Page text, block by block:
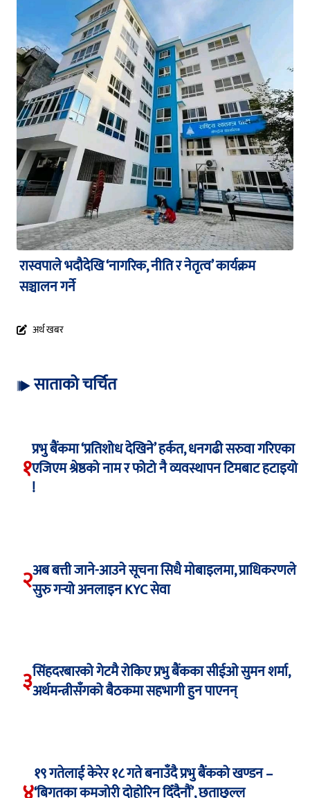
रास्वपाले भदौदेखि ‘नागरिक, नीति र नेतृत्व’ कार्यक्रम
सञ्चालन गर्ने
अर्थ खबर
साताको चर्चित
१
प्रभु बैंकमा ‘प्रतिशोध देखिने’ हर्कत, धनगढी सरुवा गरिएका
एजिएम श्रेष्ठको नाम र फोटो नै व्यवस्थापन टिमबाट हटाइयो
!
२अब बत्ती जाने-आउने सूचना सिधै मोबाइलमा, प्राधिकरणले
सुरु गर्‍यो अनलाइन KYC सेवा
३सिंहदरबारको गेटमै रोकिए प्रभु बैंकका सीईओ सुमन शर्मा,
अर्थमन्त्रीसँगको बैठकमा सहभागी हुन पाएनन्
१९ गतेलाई केरेर १८ गते बनाउँदै प्रभु बैंकको खण्डन –
‘बिगतका कमजोरी दोहोरिन दिँदैनौं’, छताछुल्ल